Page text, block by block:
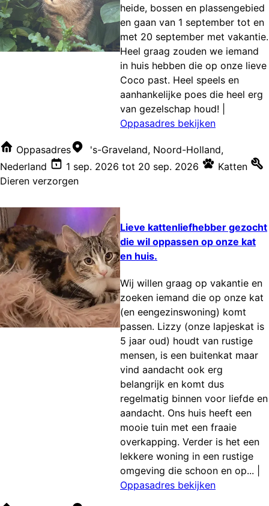
heide, bossen en plassengebied
en gaan van 1 september tot en
met 20 september met vakantie.
Heel graag zouden we iemand
in huis hebben die op onze lieve
Coco past. Heel speels en
aanhankelijke poes die heel erg
van gezelschap houd!
Oppasadres bekijken
Oppasadres
's-Graveland, Noord-Holland,
Nederland
1 sep. 2026 tot 20 sep. 2026
Katten
Dieren verzorgen
Lieve kattenliefhebber gezocht
die wil oppassen op onze kat
en huis.
Wij willen graag op vakantie en
zoeken iemand die op onze kat
(en eengezinswoning) komt
passen. Lizzy (onze lapjeskat is
5 jaar oud) houdt van rustige
mensen, is een buitenkat maar
vind aandacht ook erg
belangrijk en komt dus
regelmatig binnen voor liefde en
aandacht. Ons huis heeft een
mooie tuin met een fraaie
overkapping. Verder is het een
lekkere woning in een rustige
omgeving die schoon en op...
Oppasadres bekijken